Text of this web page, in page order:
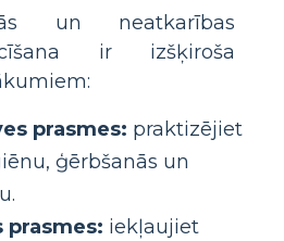
un neatkarības
ir izšķiroša
prasmes: praktizējiet
ģērbšanās un
prasmes: iekļaujiet